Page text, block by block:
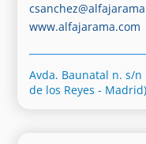
www.alfajarama.com
Avda. Baunatal n. s/n
de los Reyes - Madrid)